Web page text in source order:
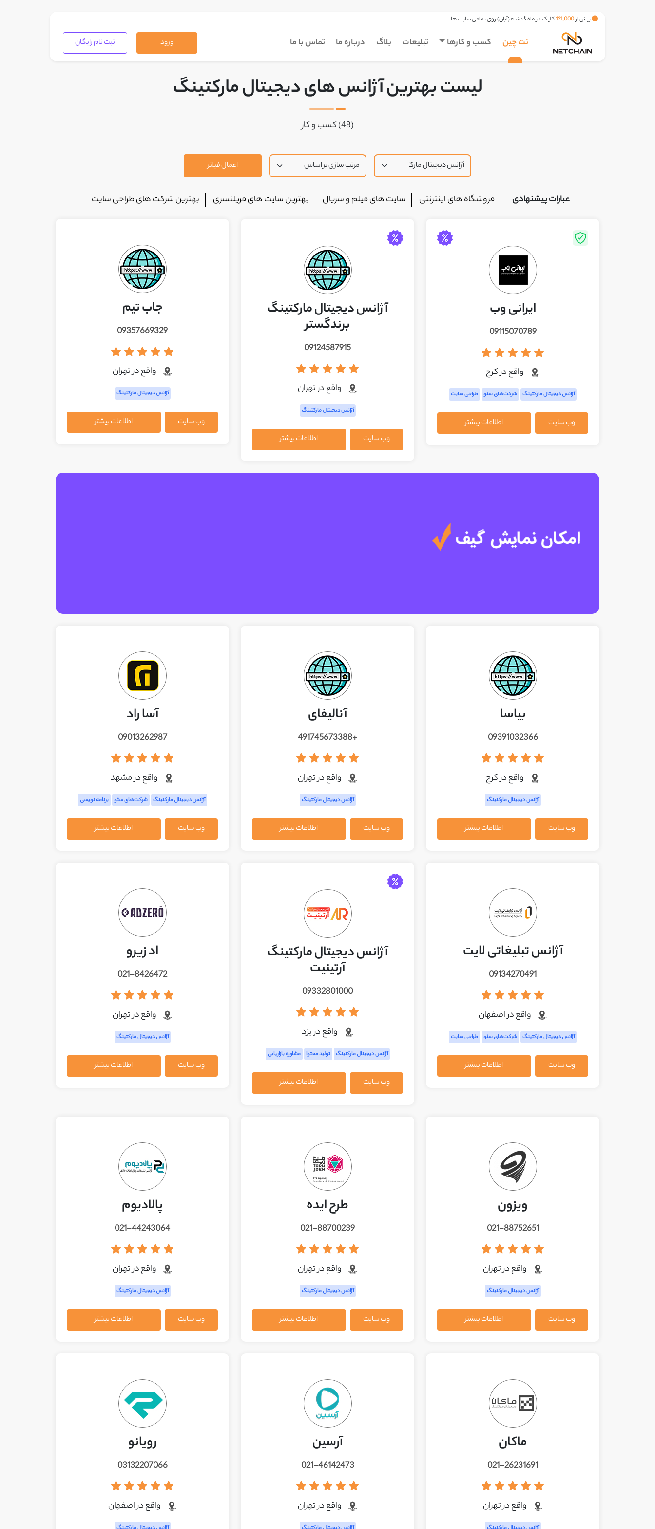
بیش از121,000کلیک در ماه گذشته (آبان) روی تمامی سایت ها
نت چین کسب و کارها تبلیغات بلاگ درباره ما تماس با ما ورود ثبت نام رایگان
لیست بهترین آژانس های دیجیتال مارکتینگ
(48) کسب و کار
اعمال فیلتر
عبارات پیشنهادی فروشگاه های اینترنتی سایت های فیلم و سریال بهترین سایت های فریلنسری بهترین شرکت های طراحی سایت
ایرانی وب
09115070789
واقع در کرج
آژانس دیجیتال مارکتینگ شرکت‌های سئو طراحی سایت
وب سایت اطلاعات بیشتر
آژانس دیجیتال مارکتینگ
برندگستر
09124587915
واقع در تهران
آژانس دیجیتال مارکتینگ
وب سایت اطلاعات بیشتر
جاب تیم
09357669329
واقع در تهران
آژانس دیجیتال مارکتینگ
وب سایت اطلاعات بیشتر
بیاسا
09391032366
واقع در کرج
آژانس دیجیتال مارکتینگ
وب سایت اطلاعات بیشتر
آنالیفای
+491745673388
واقع در تهران
آژانس دیجیتال مارکتینگ
وب سایت اطلاعات بیشتر
آسا راد
09013262987
واقع در مشهد
آژانس دیجیتال مارکتینگ شرکت‌های سئو برنامه نویسی
وب سایت اطلاعات بیشتر
آژانس تبلیغاتی لایت
09134270491
واقع در اصفهان
آژانس دیجیتال مارکتینگ شرکت‌های سئو طراحی سایت
وب سایت اطلاعات بیشتر
آژانس دیجیتال مارکتینگ
آرتینیت
09332801000
واقع در يزد
آژانس دیجیتال مارکتینگ تولید محتوا مشاوره بازاریابی
وب سایت اطلاعات بیشتر
اد زیرو
021-8426472
واقع در تهران
آژانس دیجیتال مارکتینگ
وب سایت اطلاعات بیشتر
ویزون
021-88752651
واقع در تهران
آژانس دیجیتال مارکتینگ
وب سایت اطلاعات بیشتر
طرح ایده
021-88700239
واقع در تهران
آژانس دیجیتال مارکتینگ
وب سایت اطلاعات بیشتر
پالادیوم
021-44243064
واقع در تهران
آژانس دیجیتال مارکتینگ
وب سایت اطلاعات بیشتر
ماکان
021-26231691
واقع در تهران
آرسین
021-46142473
واقع در تهران
رویانو
03132207066
واقع در اصفهان